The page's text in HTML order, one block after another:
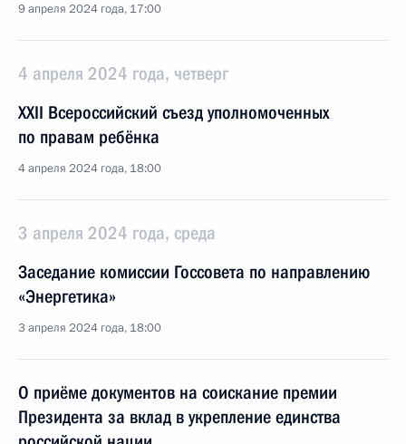
9 апреля 2024 года, 17:00
4 апреля 2024 года, четверг
XXII Всероссийский съезд уполномоченных
по правам ребёнка
4 апреля 2024 года, 18:00
3 апреля 2024 года, среда
Заседание комиссии Госсовета по направлению
«Энергетика»
3 апреля 2024 года, 18:00
О приёме документов на соискание премии
Президента за вклад в укрепление единства